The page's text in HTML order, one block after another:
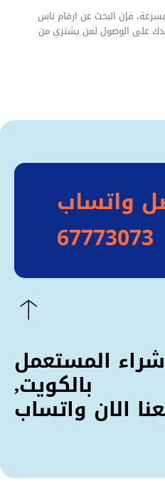
فإن البحث عن ارقام ناس
على الوصول لمن يشتري من
واتساب
67773073
المستعمل
بالكويت,
الان واتساب